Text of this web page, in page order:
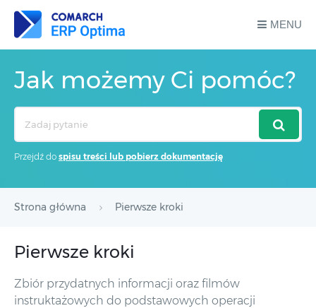
MENU
Jak możemy Ci pomóc?
Przejdź do spisu treści lub pobierz dokumentację
Strona główna Pierwsze kroki
Pierwsze kroki
Zbiór przydatnych informacji oraz filmów
instruktażowych do podstawowych operacji